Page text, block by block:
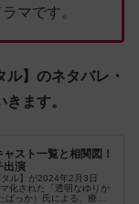
マです。
】のネタバレ・
ます。
スト一覧と相関図！
出演
ル】が2024年2月3日
化された「透明なゆりか
ばっか）氏による、療養